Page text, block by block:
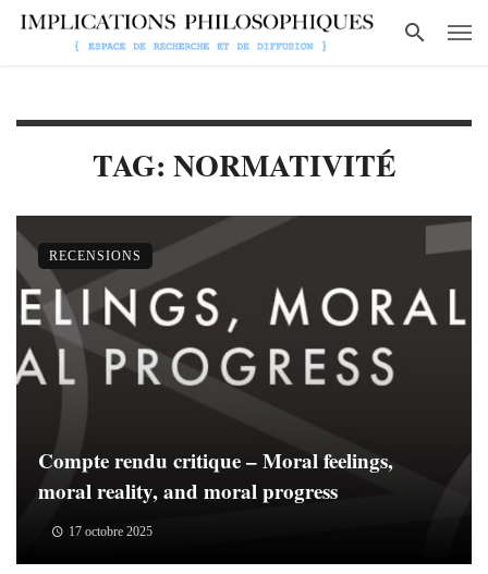
TAG: NORMATIVITÉ
Compte rendu critique – Moral feelings,
moral reality, and moral progress
17 octobre 2025
RECENSIONS